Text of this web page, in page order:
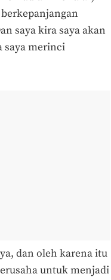
saya kira saya akan
saya merinci
dan oleh karena itu
untuk menjadi